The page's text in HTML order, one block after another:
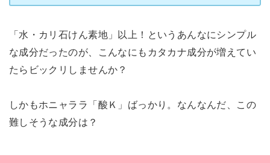
「水・カリ石けん素地」以上！というあんなにシンプル
な成分だったのが、こんなにもカタカナ成分が増えてい
たらビックリしませんか？
しかもホニャララ「酸Ｋ」ばっかり。なんなんだ、この
難しそうな成分は？